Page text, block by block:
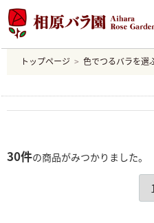
トップページ 色でつるバラを選
30件の商品がみつかりました。